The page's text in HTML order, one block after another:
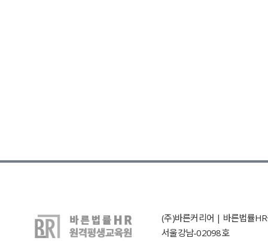
(주)바른커리어 | 바른법률
서울강남-02098호